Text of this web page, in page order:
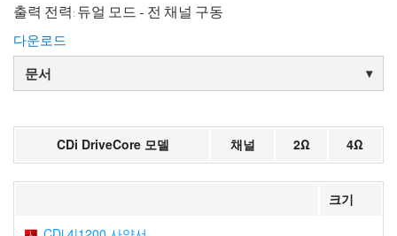
출력 전력: 듀얼 모드 - 전 채널 구동
다운로드
문서
CDi DriveCore 모델 채널 2Ω 4Ω
크기